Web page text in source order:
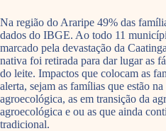
Na região do Araripe 49% das
dados do IBGE. Ao todo 11
marcado pela devastação da
nativa foi retirada para dar lugar as
do leite. Impactos que colocam as
alerta, sejam as famílias que estão
agroecológica, as em transição da
agroecológica e ou as que ainda
tradicional.